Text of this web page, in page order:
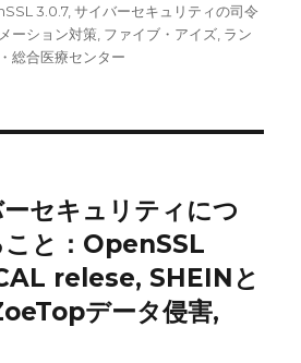
ゴ
リ
ー
グ3.0.7,サイバーセキュリティの司令
ーション対策 ファイブ・アイズ ラン
総合医療センター
セキュリティにつ
こと：OpenSSL
relese, SHEINと
データ侵害,